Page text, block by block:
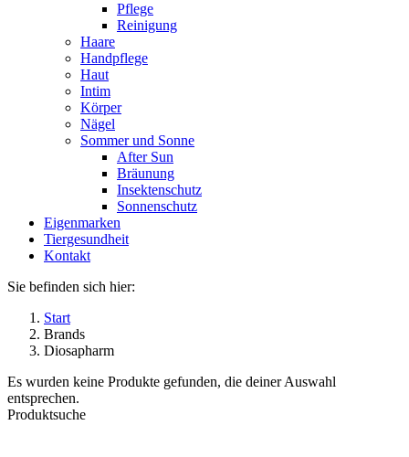
Pflege
Reinigung
Haare
Handpflege
Haut
Intim
Körper
Nägel
Sommer und Sonne
After Sun
Bräunung
Insektenschutz
Sonnenschutz
Eigenmarken
Tiergesundheit
Kontakt
Sie befinden sich hier:
Start
Brands
Diosapharm
Es wurden keine Produkte gefunden, die deiner Auswahl
entsprechen.
Produktsuche